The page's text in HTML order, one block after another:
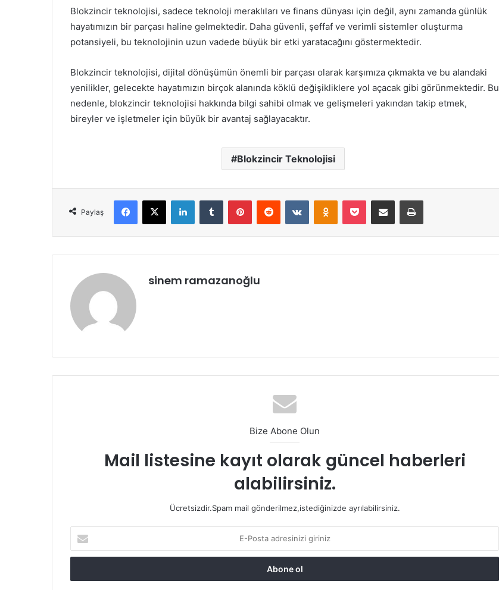
Blokzincir teknolojisi, sadece teknoloji meraklıları ve finans dünyası için değil, aynı zamanda günlük
hayatımızın bir parçası haline gelmektedir. Daha güvenli, şeffaf ve verimli sistemler oluşturma
potansiyeli, bu teknolojinin uzun vadede büyük bir etki yaratacağını göstermektedir.
Blokzincir teknolojisi, dijital dönüşümün önemli bir parçası olarak karşımıza çıkmakta ve bu alandaki
yenilikler, gelecekte hayatımızın birçok alanında köklü değişikliklere yol açacak gibi görünmektedir. Bu
nedenle, blokzincir teknolojisi hakkında bilgi sahibi olmak ve gelişmeleri yakından takip etmek,
bireyler ve işletmeler için büyük bir avantaj sağlayacaktır.
Blokzincir Teknolojisi
Paylaş
Facebook
X LinkedInTumblr PinterestReddit VKontakteOdnoklassniki
Pocket E-Posta ile paylaş Yazdır
sinem ramazanoğlu
Bize Abone Olun
Mail listesine kayıt olarak güncel haberleri
alabilirsiniz.
Ücretsizdir.Spam mail gönderilmez,istediğinizde ayrılabilirsiniz.
Posta
adresinizi